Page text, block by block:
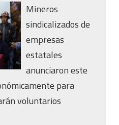
Mineros
sindicalizados de
empresas
estatales
anunciaron este
para
voluntarios